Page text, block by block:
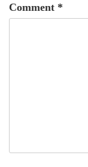
Comment *